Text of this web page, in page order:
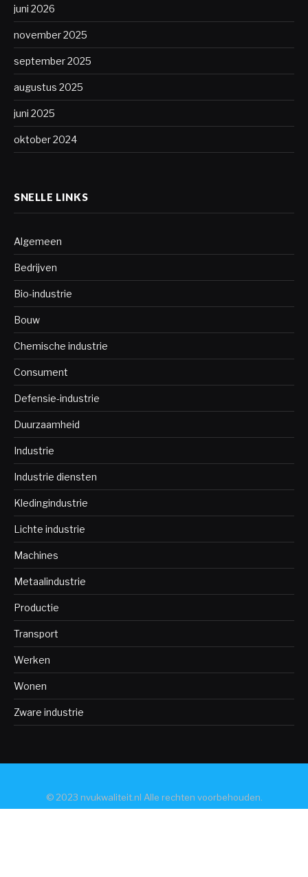
juni 2026
november 2025
september 2025
augustus 2025
juni 2025
oktober 2024
SNELLE LINKS
Algemeen
Bedrijven
Bio-industrie
Bouw
Chemische industrie
Consument
Defensie-industrie
Duurzaamheid
Industrie
Industrie diensten
Kledingindustrie
Lichte industrie
Machines
Metaalindustrie
Productie
Transport
Werken
Wonen
Zware industrie
© 2023 nvukwaliteit.nl Alle rechten voorbehouden.